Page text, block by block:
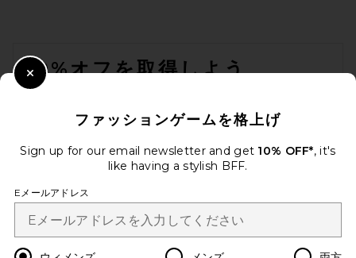
10%オフを取得しよう
プライバシーポリシー
ja USD
ファッションゲームを格上げ
Sign up for our email newsletter and get 10% OFF*, it's
like having a stylish BFF.
Eメールアドレス
Close Modal